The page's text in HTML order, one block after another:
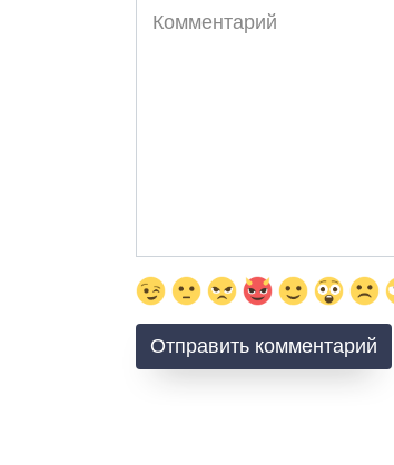
Комментарий